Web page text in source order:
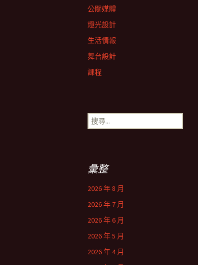
公關媒體
燈光設計
生活情報
舞台設計
課程
搜
尋
彙整
2026 年 8 月
2026 年 7 月
2026 年 6 月
2026 年 5 月
2026 年 4 月